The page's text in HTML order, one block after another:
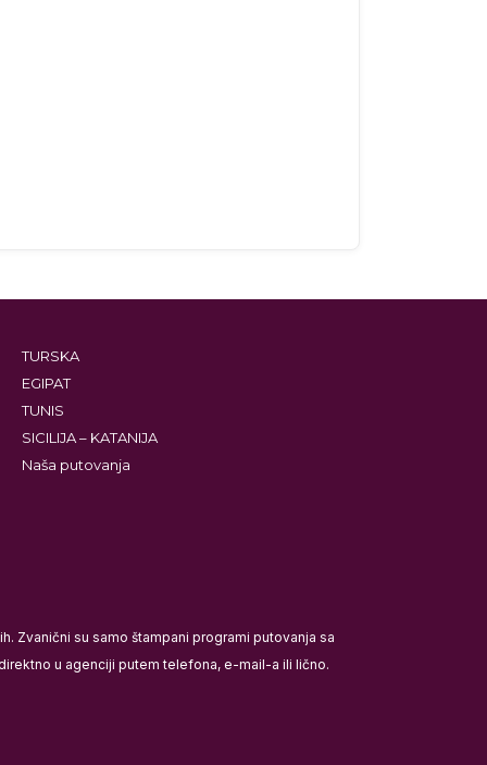
TURSKA
EGIPAT
TUNIS
SICILIJA – KATANIJA
Naša putovanja
Zvanični su samo štampani programi putovanja sa
u agenciji putem telefona, e-mail-a ili lično.